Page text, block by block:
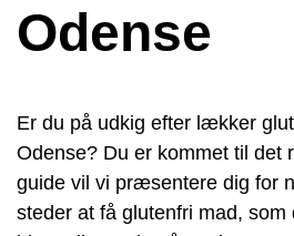
Odense
Er du på udkig efter lækker
Odense? Du er kommet til det
guide vil vi præsentere dig for
steder at få glutenfri mad, som